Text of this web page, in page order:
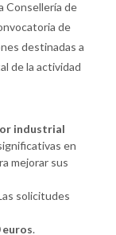
Consellería de
de
destinadas a
de la actividad
industrial
en
mejorar sus
solicitudes
euros.